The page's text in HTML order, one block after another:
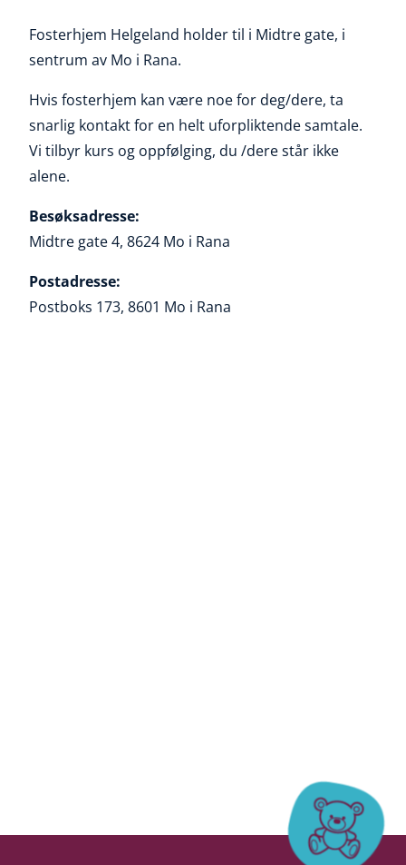
Fosterhjem Helgeland holder til i Midtre gate, i
sentrum av Mo i Rana.
Hvis fosterhjem kan være noe for deg/dere, ta
snarlig kontakt for en helt uforpliktende samtale.
Vi tilbyr kurs og oppfølging, du /dere står ikke
alene.
Besøksadresse:
Midtre gate 4, 8624 Mo i Rana
Postadresse:
Postboks 173, 8601 Mo i Rana